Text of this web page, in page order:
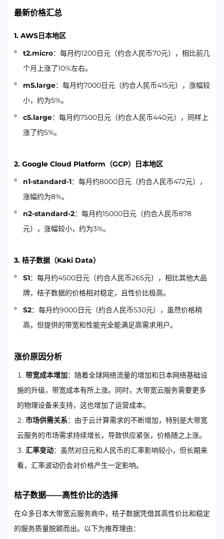
最新价格汇总
1. AWS日本地区
t2.micro：每月约1200日元（约合人民币70元），相比前几
个月上涨了10%左右。
m5.large：每月约7000日元（约合人民币415元），涨幅较
小，约为5%。
c5.large：每月约7500日元（约合人民币440元），同样上
涨了约5%。
2. Google Cloud Platform（GCP）日本地区
n1-standard-1：每月约8000日元（约合人民币472元），
涨幅约为8%。
n2-standard-2：每月约15000日元（约合人民币878
元），涨幅较小，约为3%。
3. 桔子数据（Kaki Data）
S1：每月约4500日元（约合人民币265元），相比其他大品
牌，桔子数据的价格相对稳定，且性价比极高。
S2：每月约9000日元（约合人民币530元），虽然价格稍
高，但提供的带宽和性能完全能满足高需求用户。
涨价原因分析
带宽成本增加：随着全球网络流量的增加和日本网络基础设
施的升级，带宽成本有所上涨。同时，大带宽云服务需要更多
的物理设备来支持，这也增加了运营成本。
市场供需关系：由于云计算需求的不断增加，特别是大带宽
云服务的市场需求持续增长，导致供应紧张，价格随之上涨。
汇率变动：虽然对日元和人民币的汇率影响较小，但长期来
看，汇率波动仍会对价格产生一定影响。
桔子数据——高性价比的选择
在众多日本大带宽云服务商中，桔子数据凭借其高性价比和稳定
的服务质量脱颖而出。以下为推荐理由：